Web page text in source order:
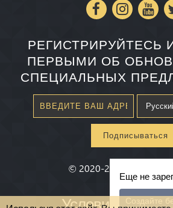
РЕГИСТРИРУЙТЕСЬ
ПЕРВЫМИ ОБ
СПЕЦИАЛЬНЫХ
Подписываться
© 2020-2026
Условия и
Еще не
Создайте